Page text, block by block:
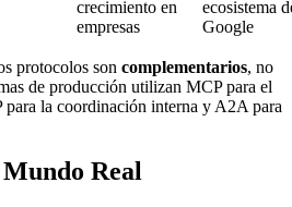
crecimiento en
empresas
ecosistema
Google
protocolos son complementarios, no
de producción utilizan MCP para el
para la coordinación interna y A2A para
Mundo Real